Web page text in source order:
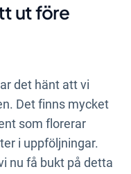
ut före
det hänt att vi
Det finns mycket
som florerar
i uppföljningar.
nu få bukt på detta